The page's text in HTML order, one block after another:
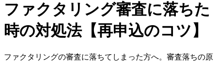
ファクタリング審査に落ちた
時の対処法【再申込のコツ】
ファクタリングの審査に落ちてしまった方へ。審査落ちの原